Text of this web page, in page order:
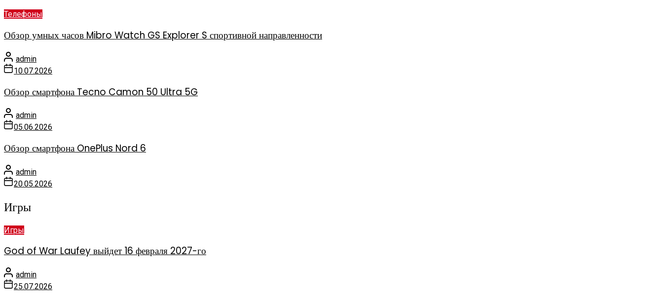
Телефоны
Обзор умных часов Mibro Watch GS Explorer S спортивной направленности
admin
10.07.2026
Обзор смартфона Tecno Camon 50 Ultra 5G
admin
05.06.2026
Обзор смартфона OnePlus Nord 6
admin
20.05.2026
Игры
Игры
God of War Laufey выйдет 16 февраля 2027-го
admin
25.07.2026